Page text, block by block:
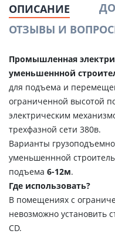
ОПИСАНИЕ
ОТЗЫВЫ И
Промышленная
уменьшеннной
для подъема и
ограниченной высотой
электрическим
трехфазной сети 380в.
Варианты
уменьшеннной
подъема 6-12м.
Где использовать?
В помещениях с
невозможно установить
CD.